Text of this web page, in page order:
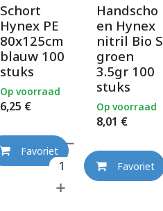
Schort
Hynex PE
80x125cm
blauw 100
stuks
6,25 €
Op voorraad
Favoriet
Handscho
en Hynex
nitril Bio S
groen
3.5gr 100
stuks
8,01 €
Op voorraad
Favoriet